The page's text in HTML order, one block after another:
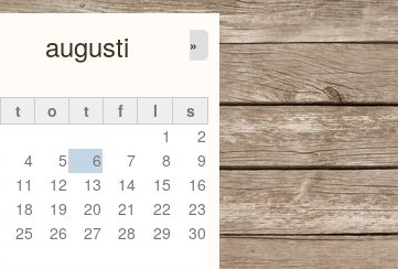
augusti »
t o t f l
s
1
2
4 5 6 7 8
9
11 12 13 14 15
16
18 19 20 21 22
23
25 26 27 28 29
30